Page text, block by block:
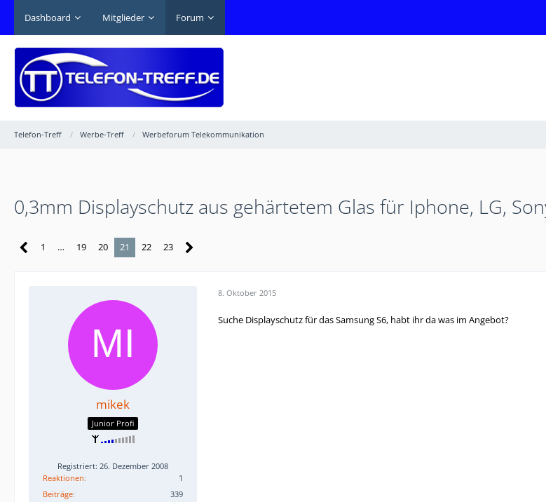
Dashboard Mitglieder Forum
Telefon-Treff Werbe-Treff Werbeforum Telekommunikation
0,3mm Displayschutz aus gehärtetem Glas für Iphone, LG,
1 … 19 20 21 22 23
mikek
Junior Profi
Registriert: 26. Dezember 2008
Reaktionen
1
Beiträge
339
8. Oktober 2015
Suche Displayschutz für das Samsung S6, habt ihr da was im Angebot?